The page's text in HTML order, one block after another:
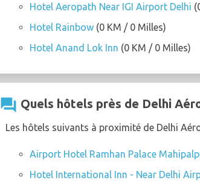
Hotel Aeropath Near IGI Airport Delhi
Hotel Rainbow (0 KM / 0 Milles)
Hotel Anand Lok Inn (0 KM / 0 Milles)
question_answer Quels hôtels près de Delhi
Les hôtels suivants à proximité de Delhi
Airport Hotel Ramhan Palace
Hotel International Inn - Near Delhi